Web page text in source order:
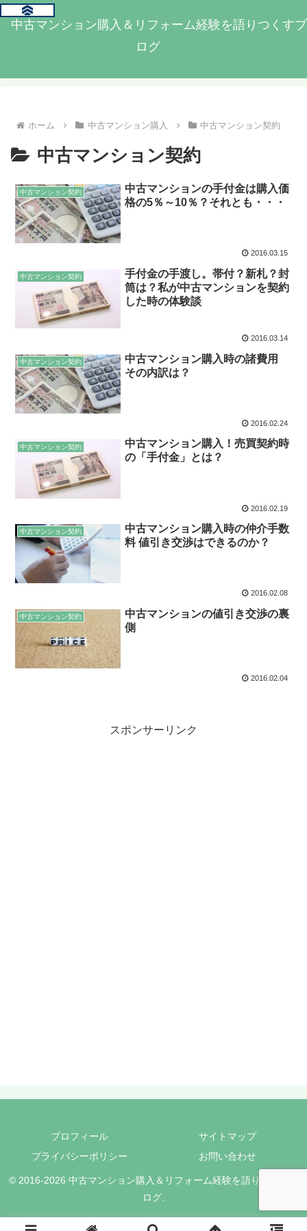
中古マンション購入＆リフォーム経験を語りつくすブ
ログ
ホーム 中古マンション購入 中古マンション契約
中古マンション契約
中古マンション契約
中古マンションの手付金は購入価
格の5％～10％？それとも・・・
2016.03.15
中古マンション契約
手付金の手渡し。帯付？新札？封
筒は？私が中古マンションを契約
した時の体験談
2016.03.14
中古マンション契約
中古マンション購入時の諸費用
その内訳は？
2016.02.24
中古マンション契約
中古マンション購入！売買契約時
の「手付金」とは？
2016.02.19
中古マンション契約
中古マンション購入時の仲介手数
料 値引き交渉はできるのか？
2016.02.08
中古マンション契約
中古マンションの値引き交渉の裏
側
2016.02.04
スポンサーリンク
プロフィール
サイトマップ
プライバシーポリシー
お問い合わせ
© 2016-2026 中古マンション購入＆リフォーム経験を語りつくすブ
ログ.